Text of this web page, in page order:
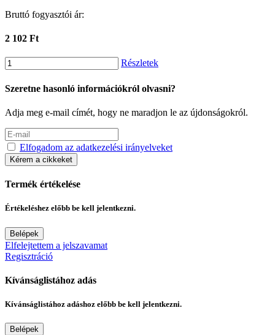
Bruttó fogyasztói ár:
2 102 Ft
Részletek
Szeretne hasonló információkról olvasni?
Adja meg e-mail címét, hogy ne maradjon le az újdonságokról.
Elfogadom az adatkezelési irányelveket
Kérem a cikkeket
Termék értékelése
Értékeléshez előbb be kell jelentkezni.
Belépek
Elfelejtettem a jelszavamat
Regisztráció
Kívánságlistához adás
Kívánságlistához adáshoz előbb be kell jelentkezni.
Belépek